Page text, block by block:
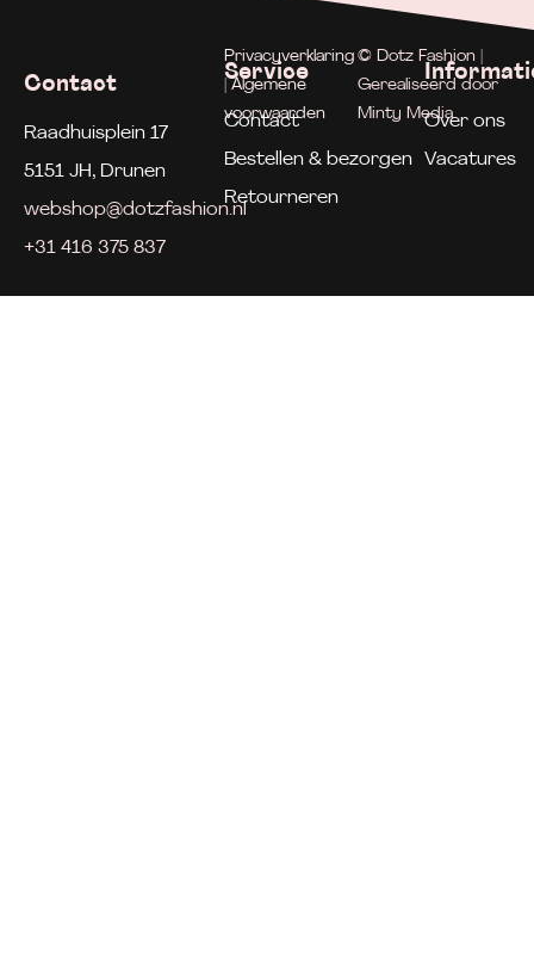
Contact
Raadhuisplein 17
5151 JH, Drunen
webshop@dotzfashion.nl
+31 416 375 837
Service
Contact
Bestellen & bezorgen
Retourneren
Over ons
Vacatures
Privacyverklaring
| Algemene
voorwaarden
© Dotz Fashion |
Gerealiseerd door
Minty Media